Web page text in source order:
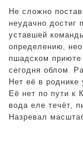
Не сложно
неудачно достиг
уставшей
определению,
пшадском
сегодня облом.
Нет её в
Её нет по пути к
вода еле течёт,
Назревал